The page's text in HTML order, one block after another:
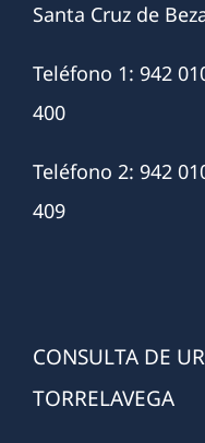
Santa Cruz de
Teléfono 1: 942
400
Teléfono 2: 942
409
CONSULTA DE
TORRELAVEGA